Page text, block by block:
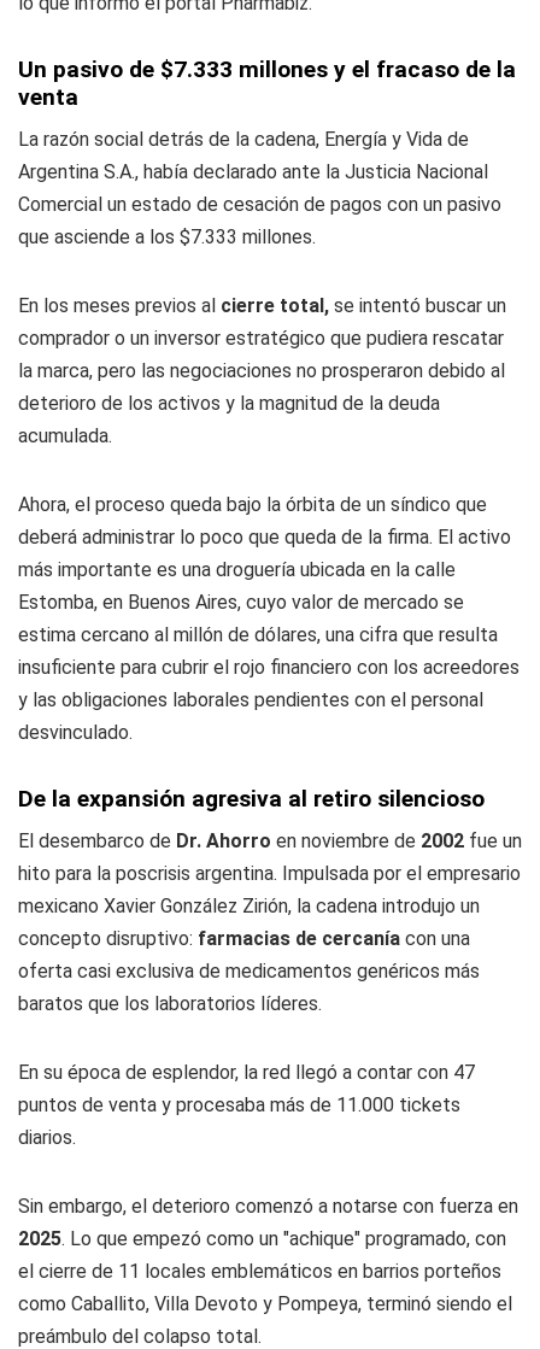
Un pasivo de $7.333 millones y el fracaso de la
venta
La razón social detrás de la cadena, Energía y Vida de
Argentina S.A., había declarado ante la Justicia Nacional
Comercial un estado de cesación de pagos con un pasivo
que asciende a los $7.333 millones.
En los meses previos al cierre total, se intentó buscar un
comprador o un inversor estratégico que pudiera rescatar
la marca, pero las negociaciones no prosperaron debido al
deterioro de los activos y la magnitud de la deuda
acumulada.
Ahora, el proceso queda bajo la órbita de un síndico que
deberá administrar lo poco que queda de la firma. El activo
más importante es una droguería ubicada en la calle
Estomba, en Buenos Aires, cuyo valor de mercado se
estima cercano al millón de dólares, una cifra que resulta
insuficiente para cubrir el rojo financiero con los acreedores
y las obligaciones laborales pendientes con el personal
desvinculado.
De la expansión agresiva al retiro silencioso
El desembarco de Dr. Ahorro en noviembre de 2002 fue un
hito para la poscrisis argentina. Impulsada por el empresario
mexicano Xavier González Zirión, la cadena introdujo un
concepto disruptivo: farmacias de cercanía con una
oferta casi exclusiva de medicamentos genéricos más
baratos que los laboratorios líderes.
En su época de esplendor, la red llegó a contar con 47
puntos de venta y procesaba más de 11.000 tickets
diarios.
Sin embargo, el deterioro comenzó a notarse con fuerza en
2025. Lo que empezó como un "achique" programado, con
el cierre de 11 locales emblemáticos en barrios porteños
como Caballito, Villa Devoto y Pompeya, terminó siendo el
preámbulo del colapso total.